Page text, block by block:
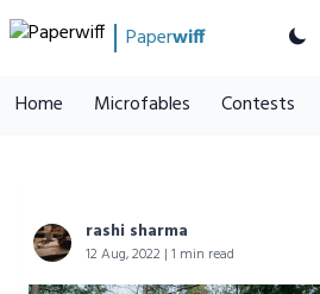
Paperwiff
Home Microfables Contests
rashi sharma
12 Aug, 2022 | 1 min read